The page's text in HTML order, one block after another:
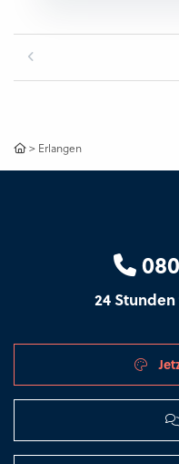
> Erlangen
24